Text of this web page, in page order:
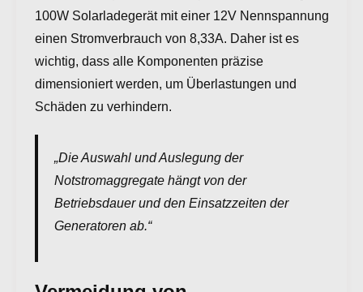
100W Solarladegerät mit einer 12V Nennspannung
einen Stromverbrauch von 8,33A. Daher ist es
wichtig, dass alle Komponenten präzise
dimensioniert werden, um Überlastungen und
Schäden zu verhindern.
„Die Auswahl und Auslegung der
Notstromaggregate hängt von der
Betriebsdauer und den Einsatzzeiten der
Generatoren ab.“